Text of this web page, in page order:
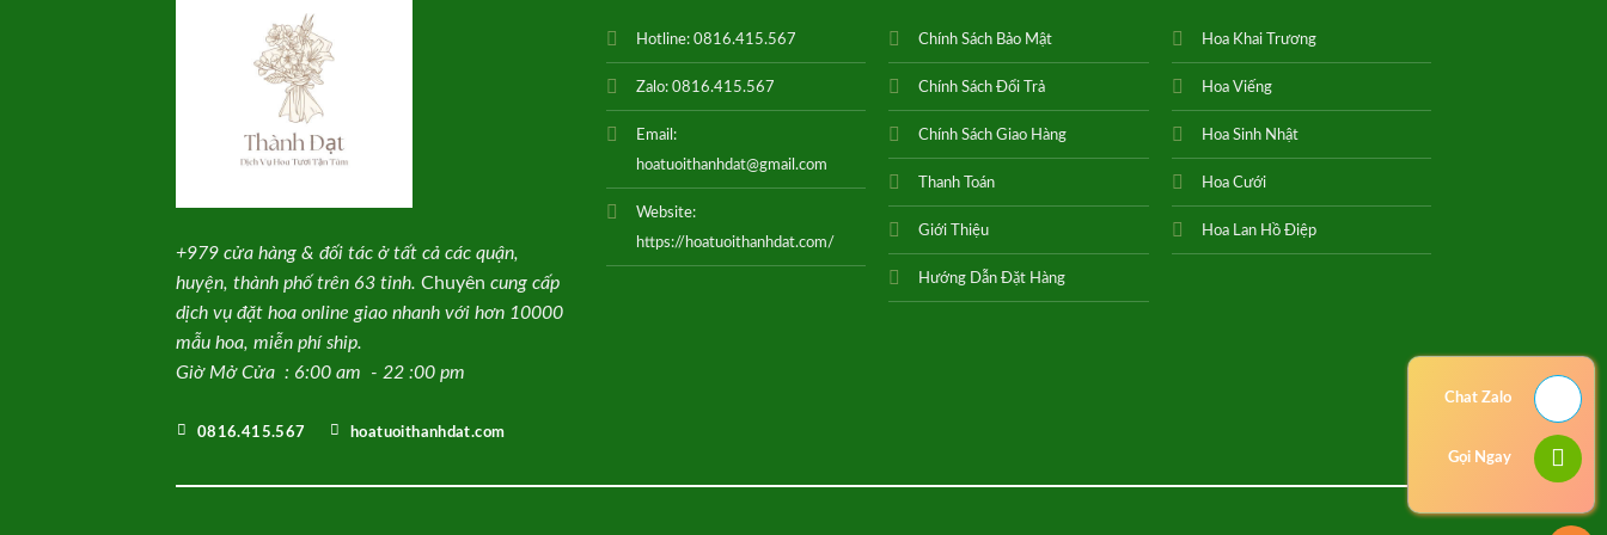
+979 cửa hàng & đối tác ở tất cả các quận,
huyện, thành phố trên 63 tỉnh. Chuyên cung cấp
dịch vụ đặt hoa online giao nhanh với hơn 10000
mẫu hoa, miễn phí ship.
Giờ Mở Cửa : 6:00 am - 22 :00 pm
0816.415.567 hoatuoithanhdat.com
Hotline: 0816.415.567
Zalo: 0816.415.567
Email:
hoatuoithanhdat@gmail.com
Website:
https://hoatuoithanhdat.com/
Chính Sách Bảo Mật
Chính Sách Đổi Trả
Chính Sách Giao Hàng
Thanh Toán
Giới Thiệu
Hướng Dẫn Đặt Hàng
Hoa Khai Trương
Hoa Viếng
Hoa Sinh Nhật
Hoa Cưới
Hoa Lan Hồ Điệp
Chat Zalo
Gọi Ngay